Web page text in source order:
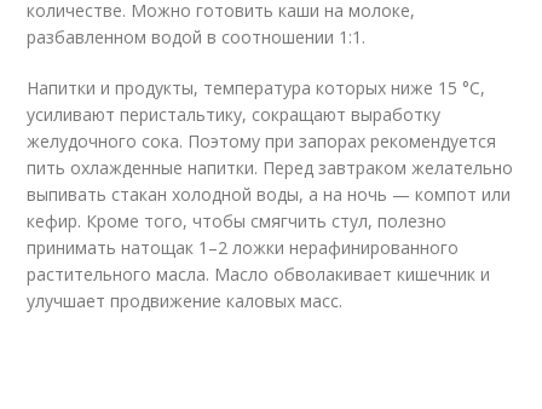
количестве. Можно готовить каши на молоке,
разбавленном водой в соотношении 1:1.
Напитки и продукты, температура которых ниже 15 °C,
усиливают перистальтику, сокращают выработку
желудочного сока. Поэтому при запорах рекомендуется
пить охлажденные напитки. Перед завтраком желательно
выпивать стакан холодной воды, а на ночь — компот или
кефир. Кроме того, чтобы смягчить стул, полезно
принимать натощак 1–2 ложки нерафинированного
растительного масла. Масло обволакивает кишечник и
улучшает продвижение каловых масс.